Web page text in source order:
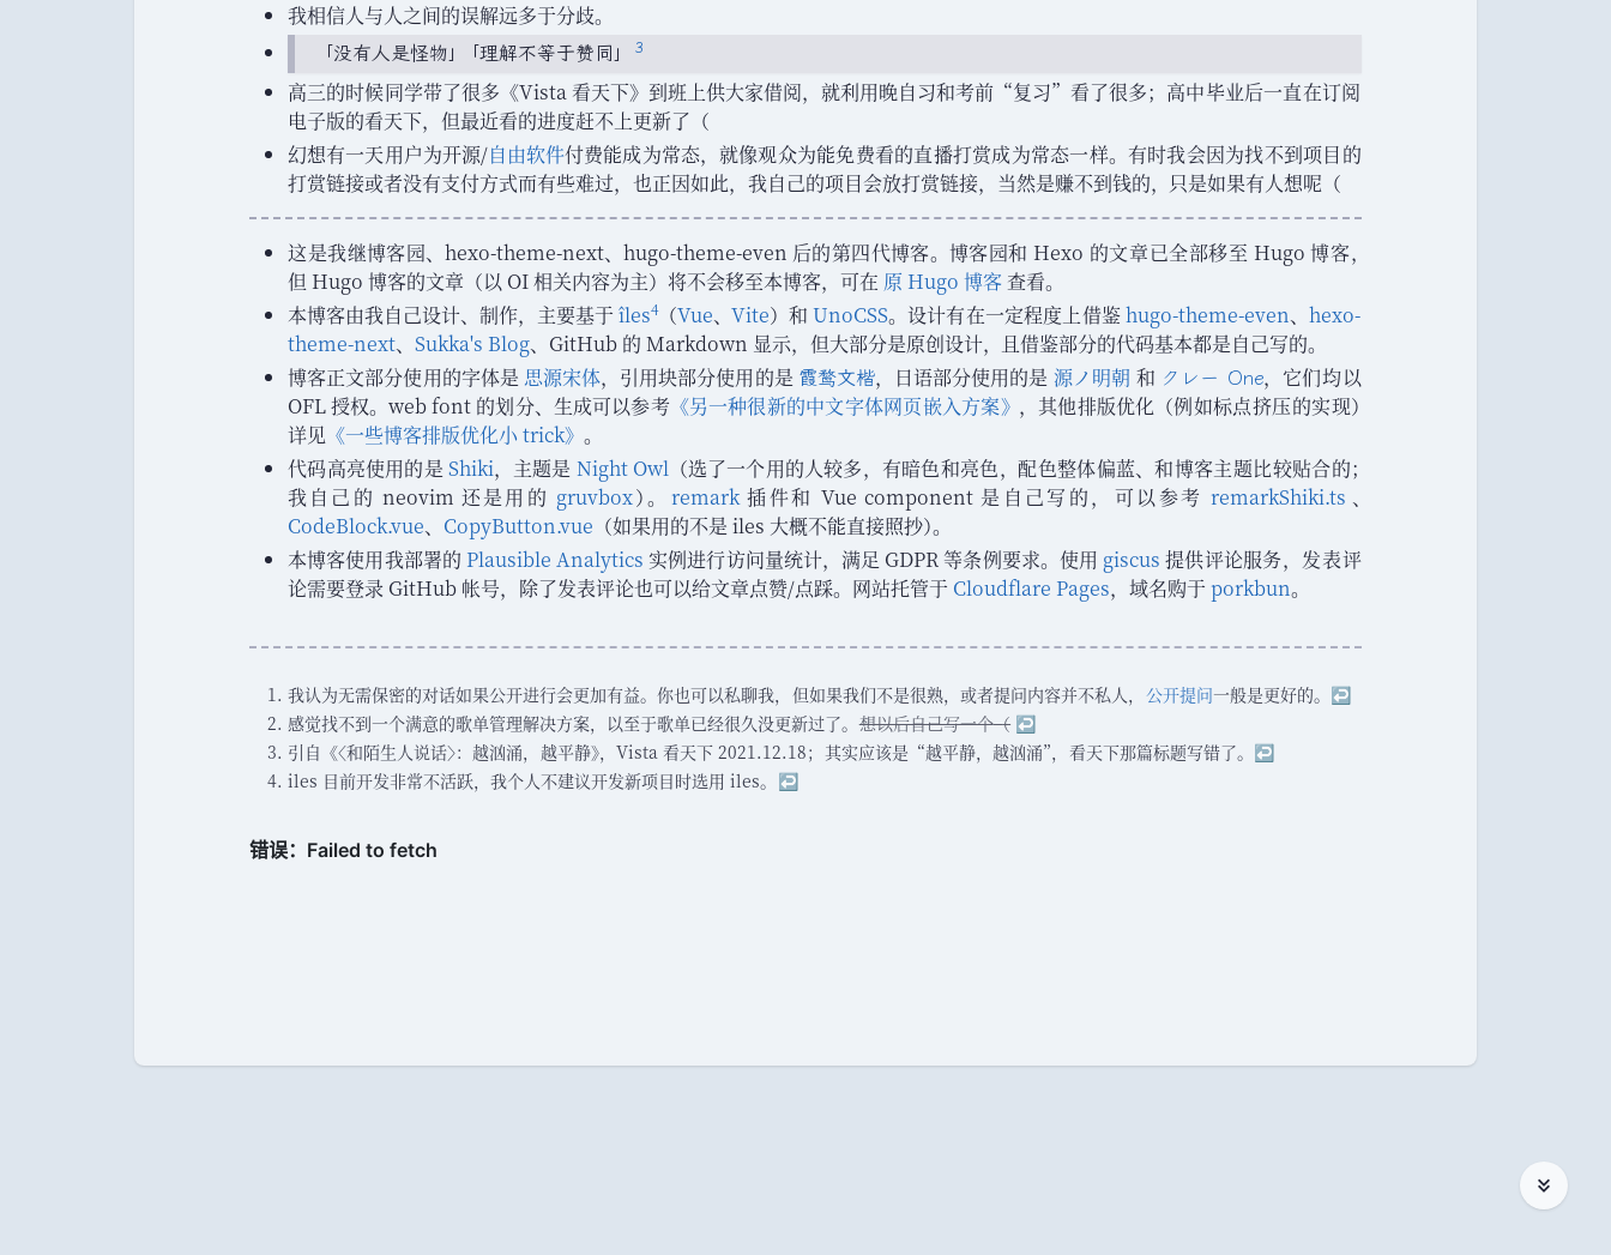
我相信人与人之间的误解远多于分歧。
「没有人是怪物 」 「理解不等于赞同 」 3
高三的时候同学带了很多 《Vista 看天下》 到班上供大家借阅， 就利用晚自习和考前 “复习” 看了很多； 高中毕业后一直在订阅
电子版的看天下， 但最近看的进度赶不上更新了 （
幻想有一天用户为开源/自由软件付费能成为常态， 就像观众为能免费看的直播打赏成为常态一样。 有时我会因为找不到项目的
打赏链接或者没有支付方式而有些难过， 也正因如此， 我自己的项目会放打赏链接， 当然是赚不到钱的， 只是如果有人想呢 （
这是我继博客园、 hexo-theme-next、 hugo-theme-even 后的第四代博客。 博客园和 Hexo 的文章已全部移至 Hugo 博客，
但 Hugo 博客的文章 （以 OI 相关内容为主） 将不会移至本博客， 可在 原 Hugo 博客 查看。
本博客由我自己设计、 制作， 主要基于 îles4 （Vue、 Vite） 和UnoCSS。 设计有在一定程度上借鉴hugo-theme-even、 hexo-
theme-next、 Sukka's Blog、 GitHub 的 Markdown 显示， 但大部分是原创设计， 且借鉴部分的代码基本都是自己写的。
博客正文部分使用的字体是 思源宋体， 引用块部分使用的是 霞鹜文楷， 日语部分使用的是 源ノ明朝 和 クレー One， 它们均以
OFL 授权。 web font 的划分、 生成可以参考 《另一种很新的中文字体网页嵌入方案》 ， 其他排版优化 （例如标点挤压的实现）
详见 《一些博客排版优化小 trick》 。
代码高亮使用的是 Shiki， 主题是 Night Owl （选了一个用的人较多， 有暗色和亮色， 配色整体偏蓝、 和博客主题比较贴合的；
我自己的 neovim 还是用的 gruvbox）。 remark插件和 Vue component 是自己写的， 可以参考 remarkShiki.ts 、
CodeBlock.vue、 CopyButton.vue （如果用的不是 iles 大概不能直接照抄）。
本博客使用我部署的 Plausible Analytics 实例进行访问量统计， 满足 GDPR 等条例要求。 使用 giscus 提供评论服务， 发表评
论需要登录 GitHub 帐号， 除了发表评论也可以给文章点赞/点踩。 网站托管于 Cloudflare Pages， 域名购于 porkbun。
我认为无需保密的对话如果公开进行会更加有益。 你也可以私聊我， 但如果我们不是很熟， 或者提问内容并不私人， 公开提问一般是更好的。 ↩
感觉找不到一个满意的歌单管理解决方案， 以至于歌单已经很久没更新过了。 想以后自己写一个 （ ↩
引自《〈和陌生人说话〉： 越汹涌， 越平静》， Vista 看天下 2021.12.18； 其实应该是 “越平静， 越汹涌”， 看天下那篇标题写错了。 ↩
iles 目前开发非常不活跃， 我个人不建议开发新项目时选用 iles。 ↩